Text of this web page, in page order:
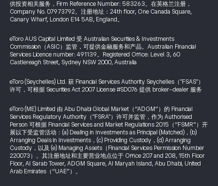
供投资相关服务，Firm Reference Number: 583263。在英格兰注册，
Company No. 07973792。注册地址：24th floor, One Canada Square,
Canary Wharf, London E14 5AB, England。
eToro AUS Capital Limited 受 Australian Securities & Investments
Commission（ASIC）监管，可提供金融服务和产品。Australian Financial
Services Licence number: 491139。Registered Office: Level 3, 60
Castlereagh Street, Sydney NSW 2000, Australia
eToro (Seychelles) Ltd. 获 Financial Services Authority Seychelles（"FSAS"）
许可，可根据 Securities Act 2007 License #SD076 提供 broker-dealer 服务
eToro (ME) Limited 由 Abu Dhabi Global Market（“ADGM”）的 Financial
Services Regulatory Authority（"FSRA"）许可并监管，作为 Authorised
Person 可根据 Financial Services and Market Regulations 2015（“FSMR”）开
展以下受监管活动：(a) Dealing in Investments as Principal (Matched)，(b)
Arranging Deals in Investments，(c) Providing Custody，(d) Arranging
Custody，以及 (e) Managing Assets（Financial Services Permission Number
220073）。其注册地址和主要营业地点位于 Office 207 and 208, 15th Floor
Floor, Al Sarab Tower, ADGM Square, Al Maryah Island, Abu Dhabi, United
Arab Emirates（“UAE”）。